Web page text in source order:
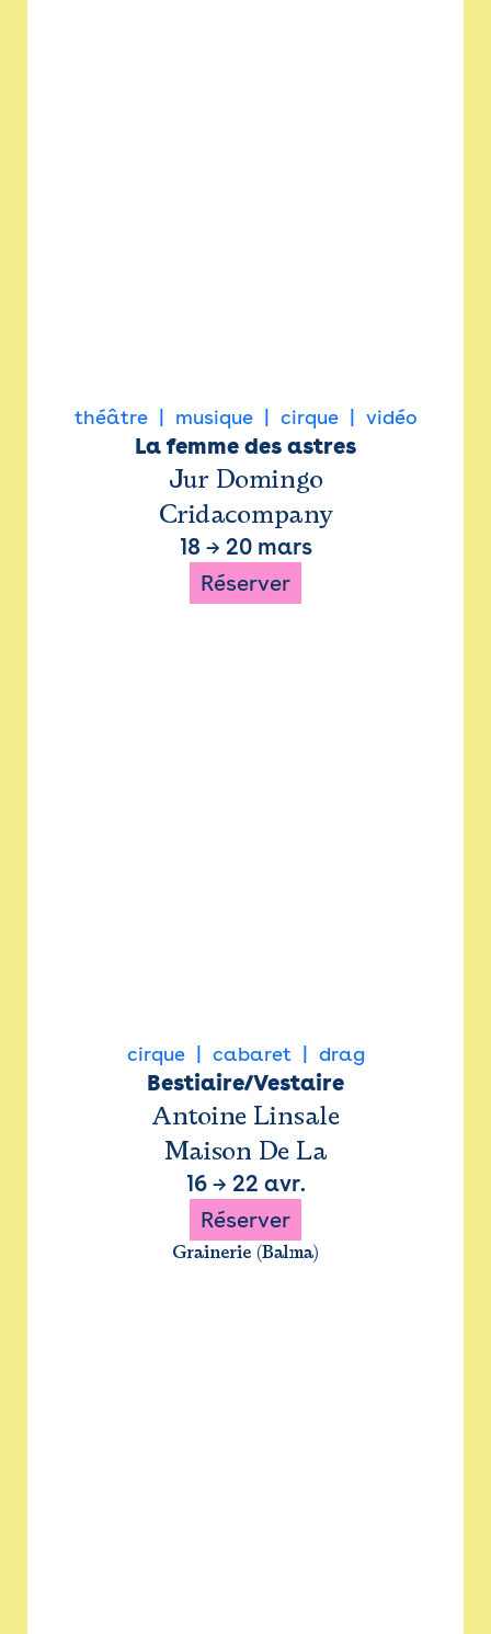
théâtre musique cirque vidéo
La femme des astres
Jur Domingo
Cridacompany
18 → 20 mars
Réserver
cirque cabaret drag
Bestiaire/Vestaire
Antoine Linsale
Maison De La
16→ 22 avr.
Réserver
Grainerie (Balma)